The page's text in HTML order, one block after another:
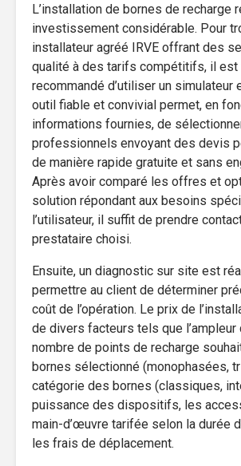
L’installation de bornes de recharge
investissement considérable. Pour
installateur agréé IRVE offrant des
qualité à des tarifs compétitifs, il
recommandé d’utiliser un simulateur
outil fiable et convivial permet, en
informations fournies, de
professionnels envoyant des devis
de manière rapide gratuite et sans
Après avoir comparé les offres et
solution répondant aux besoins
l’utilisateur, il suffit de prendre
prestataire choisi.
Ensuite, un diagnostic sur site est
permettre au client de déterminer
coût de l’opération. Le prix de
de divers facteurs tels que l’ampleur
nombre de points de recharge
bornes sélectionné (monophasées,
catégorie des bornes (classiques,
puissance des dispositifs, les
main-d’œuvre tarifée selon la durée
les frais de déplacement.